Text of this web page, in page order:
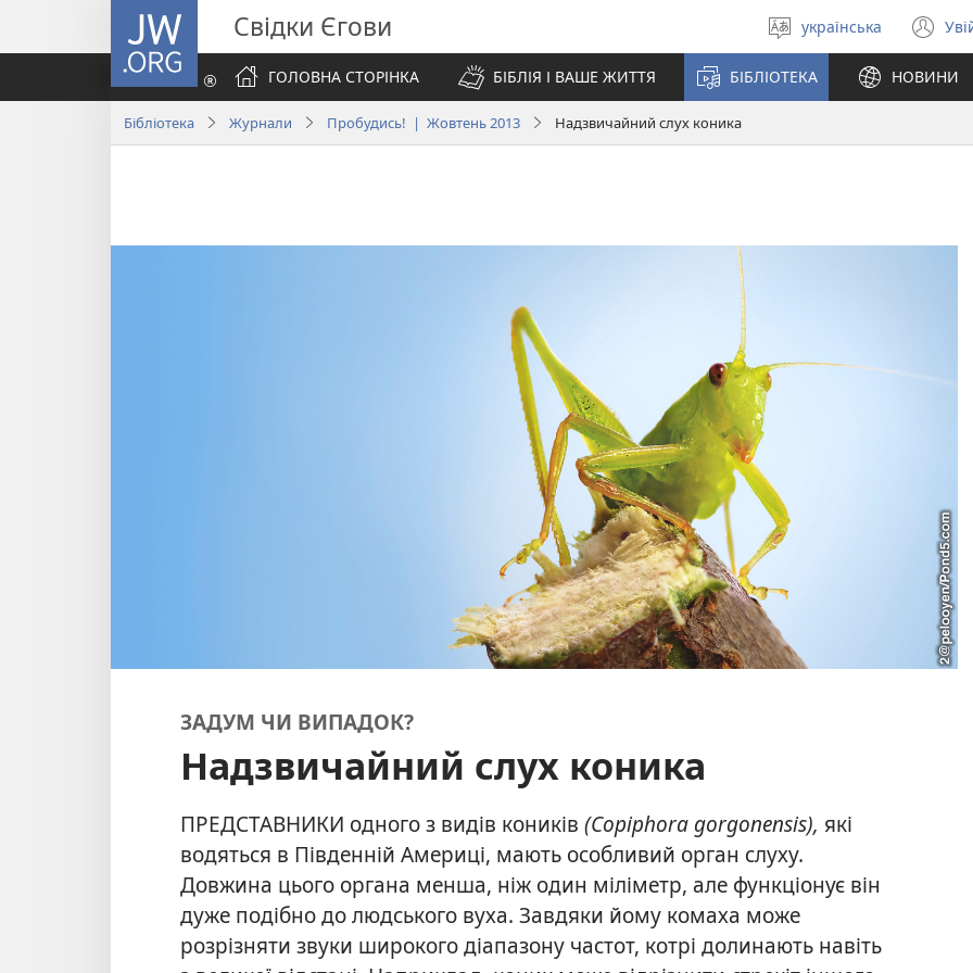
JW.ORG Свідки Єгови
Вибрати
мову
українська
у
ГОЛОВНА СТОРІНКА
БІБЛІЯ І ВАШЕ ЖИТТЯ БІБЛІОТЕКА НОВИНИ
Бібліотека Журнали Пробудись! | Жовтень 2013 Надзвичайний слух коника
ЗАДУМ ЧИ ВИПАДОК?
Надзвичайний слух коника
ПРЕДСТАВНИКИ одного з видів коників (Copiphora gorgonensis), які
водяться в Південній Америці, мають особливий орган слуху.
Довжина цього органа менша, ніж один міліметр, але функціонує він
дуже подібно до людського вуха. Завдяки йому комаха може
розрізняти звуки широкого діапазону частот, котрі долинають навіть